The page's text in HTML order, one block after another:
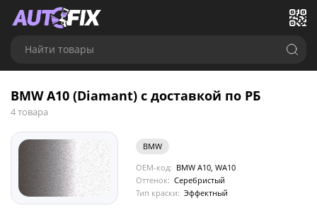
Найти товары
BMW A10 (Diamant) с доставкой по РБ
4 товара
BMW
OEM-код: BMW A10, WA10
Оттенок: Серебристый
Тип краски: Эффектный